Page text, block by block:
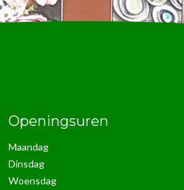
Openingsuren
Maandag
Dinsdag
Woensdag